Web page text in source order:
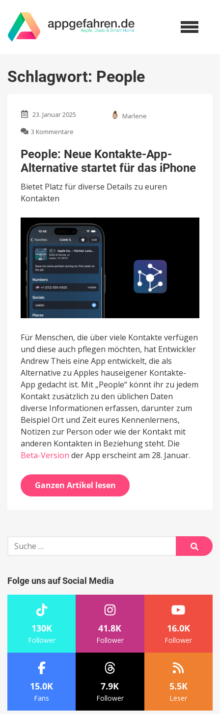
Schlagwort: People
23. Januar 2025
Marlene
3 Kommentare
Neue
Kontakte-
App-
startet
iPhone
People: Neue Kontakte-App-
Alternative startet für das iPhone
Bietet Platz für diverse Details zu euren
Kontakten
Für Menschen, die über viele Kontakte verfügen
und diese auch pflegen möchten, hat Entwickler
Andrew Theis eine App entwickelt, die als
Alternative zu Apples hauseigener Kontakte-
App gedacht ist. Mit „People“ könnt ihr zu jedem
Kontakt zusätzlich zu den üblichen Daten
diverse Informationen erfassen, darunter zum
Beispiel Ort und Zeit eures Kennenlernens,
Notizen zur Person oder wie der Kontakt mit
anderen Kontakten in Beziehung steht. Die
Beta-Version der App erscheint am 28. Januar.
Ganzen Artikel lesen
Suche
nach:
Suche
Folge uns auf Social Media
130K
Follower
41.8K
Follower
16.0K
Follower
15.0K
Fans
7.9K
Follower
5.5K
Leser